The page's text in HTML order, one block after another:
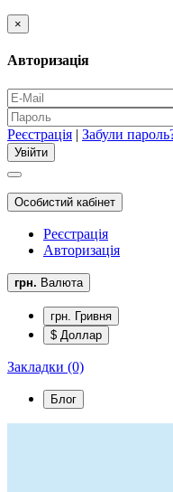
×
Авторизація
Реєстрація | Забули
Особистий кабінет
Реєстрація
Авторизація
грн. Валюта
грн. Гривня
$ Доллар
Закладки (0)
Блог